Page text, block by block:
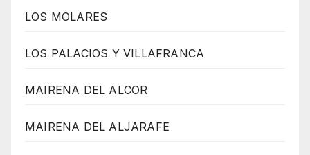
LOS MOLARES
LOS PALACIOS Y VILLAFRANCA
MAIRENA DEL ALCOR
MAIRENA DEL ALJARAFE